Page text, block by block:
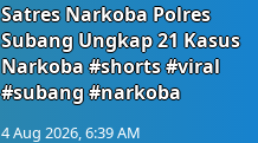
Satres Narkoba Polres
Subang Ungkap 21 Kasus
Narkoba #shorts #viral
#subang #narkoba
4 Aug 2026, 6:39 AM